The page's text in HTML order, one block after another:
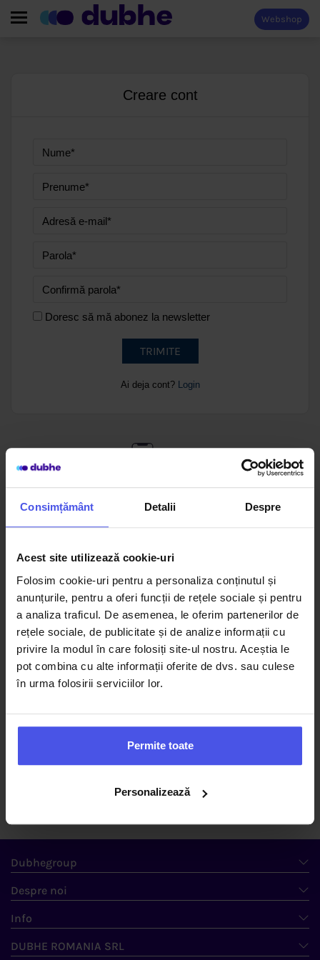
Consimțământ Detalii Despre
Acest site utilizează cookie-uri
Folosim cookie-uri pentru a personaliza conținutul și
anunțurile, pentru a oferi funcții de rețele sociale și pentru
a analiza traficul. De asemenea, le oferim partenerilor de
rețele sociale, de publicitate și de analize informații cu
privire la modul în care folosiți site-ul nostru. Aceștia le
pot combina cu alte informații oferite de dvs. sau culese
în urma folosirii serviciilor lor.
Permite toate
Personalizează
Webshop
Creare cont
Doresc să mă abonez la newsletter
TRIMITE
Ai deja cont? Login
Comanzi mai rapid
comanda mult mai rapid și ușor.
Lista cu produsele preferate
Îți creezi lista cu produsele favorite, pentru a-ți fi mai ușor ulterior
să le identifici pentru achiziție.
Poți verifica rapid când<br/> va ajunge produsul la tine.
Dubhegroup
Despre noi
Info
DUBHE ROMANIA SRL